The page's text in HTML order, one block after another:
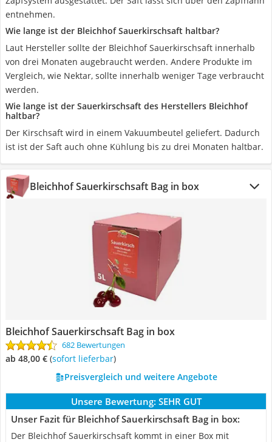
entnehmen.
Wie lange ist der Bleichhof Sauerkirschsaft haltbar?
Laut Hersteller sollte der Bleichhof Sauerkirschsaft innerhalb
von drei Monaten augebraucht werden. Andere Produkte im
Vergleich, wie Nektar, sollte innerhalb weniger Tage verbraucht
werden.
Wie lange ist der Sauerkirschsaft des Herstellers Bleichhof
haltbar?
Der Kirschsaft wird in einem Vakuumbeutel geliefert. Dadurch
ist ist der Saft auch ohne Kühlung bis zu drei Monaten haltbar.
Bleichhof Sauerkirschsaft Bag in box
Bleichhof Sauerkirschsaft Bag in box
682 Bewertungen
ab 48,00 € ( Sofort lieferbar)
Preisvergleich und weitere Angebote
Unsere Bewertung: SEHR GUT
Unser Fazit für Bleichhof Sauerkirschsaft Bag in box:
Der Bleichhof Sauerkirschsaft kommt in einer Box mit